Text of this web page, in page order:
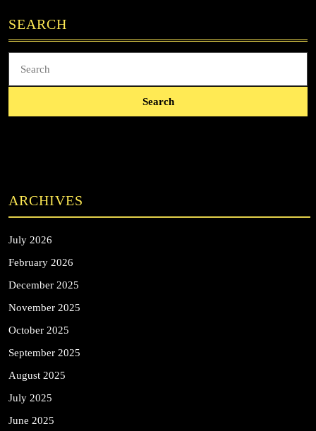
SEARCH
for:
ARCHIVES
July 2026
February 2026
December 2025
November 2025
October 2025
September 2025
August 2025
July 2025
June 2025